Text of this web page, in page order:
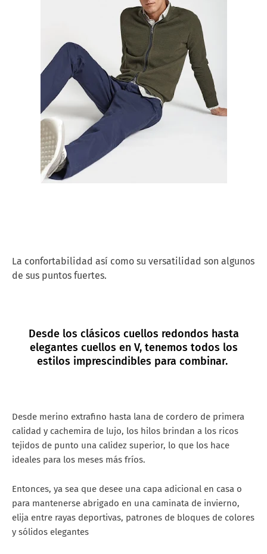
La confortabilidad así como su versatilidad son algunos
de sus puntos fuertes.
Desde los clásicos cuellos redondos hasta
elegantes cuellos en V, tenemos todos los
estilos imprescindibles para combinar.
Desde merino extrafino hasta lana de cordero de primera
calidad y cachemira de lujo, los hilos brindan a los ricos
tejidos de punto una calidez superior, lo que los hace
ideales para los meses más fríos.
Entonces, ya sea que desee una capa adicional en casa o
para mantenerse abrigado en una caminata de invierno,
elija entre rayas deportivas, patrones de bloques de colores
y sólidos elegantes